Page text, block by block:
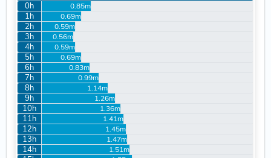
0h 0.85m
1h 0.69m
2h 0.59m
3h 0.56m
4h 0.59m
5h 0.69m
6h 0.83m
7h 0.99m
8h 1.14m
9h 1.26m
10h 1.36m
11h 1.41m
12h 1.45m
13h 1.47m
14h 1.51m